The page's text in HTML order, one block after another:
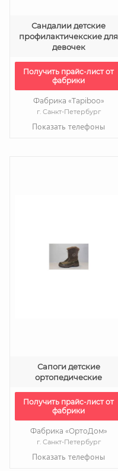
Сандалии детские
профилактичекские для
девочек
Получить прайс-лист от
фабрики
Фабрика «Tapiboo»
г. Санкт-Петербург
Показать телефоны
Сапоги детские
ортопедические
Получить прайс-лист от
фабрики
Фабрика «ОртоДом»
г. Санкт-Петербург
Показать телефоны